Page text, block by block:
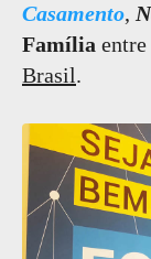
Casamento,
Família entre
Brasil.